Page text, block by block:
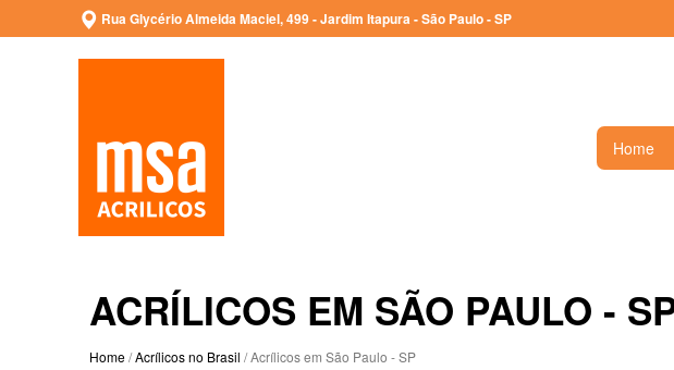
Rua Glycério Almeida Maciel, 499 - Jardim Itapura - São Paulo - SP
Home
ACRÍLICOS EM SÃO PAULO -
Home/Acrílicos no Brasil / Acrílicos em São Paulo - SP